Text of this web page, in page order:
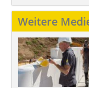
Weitere